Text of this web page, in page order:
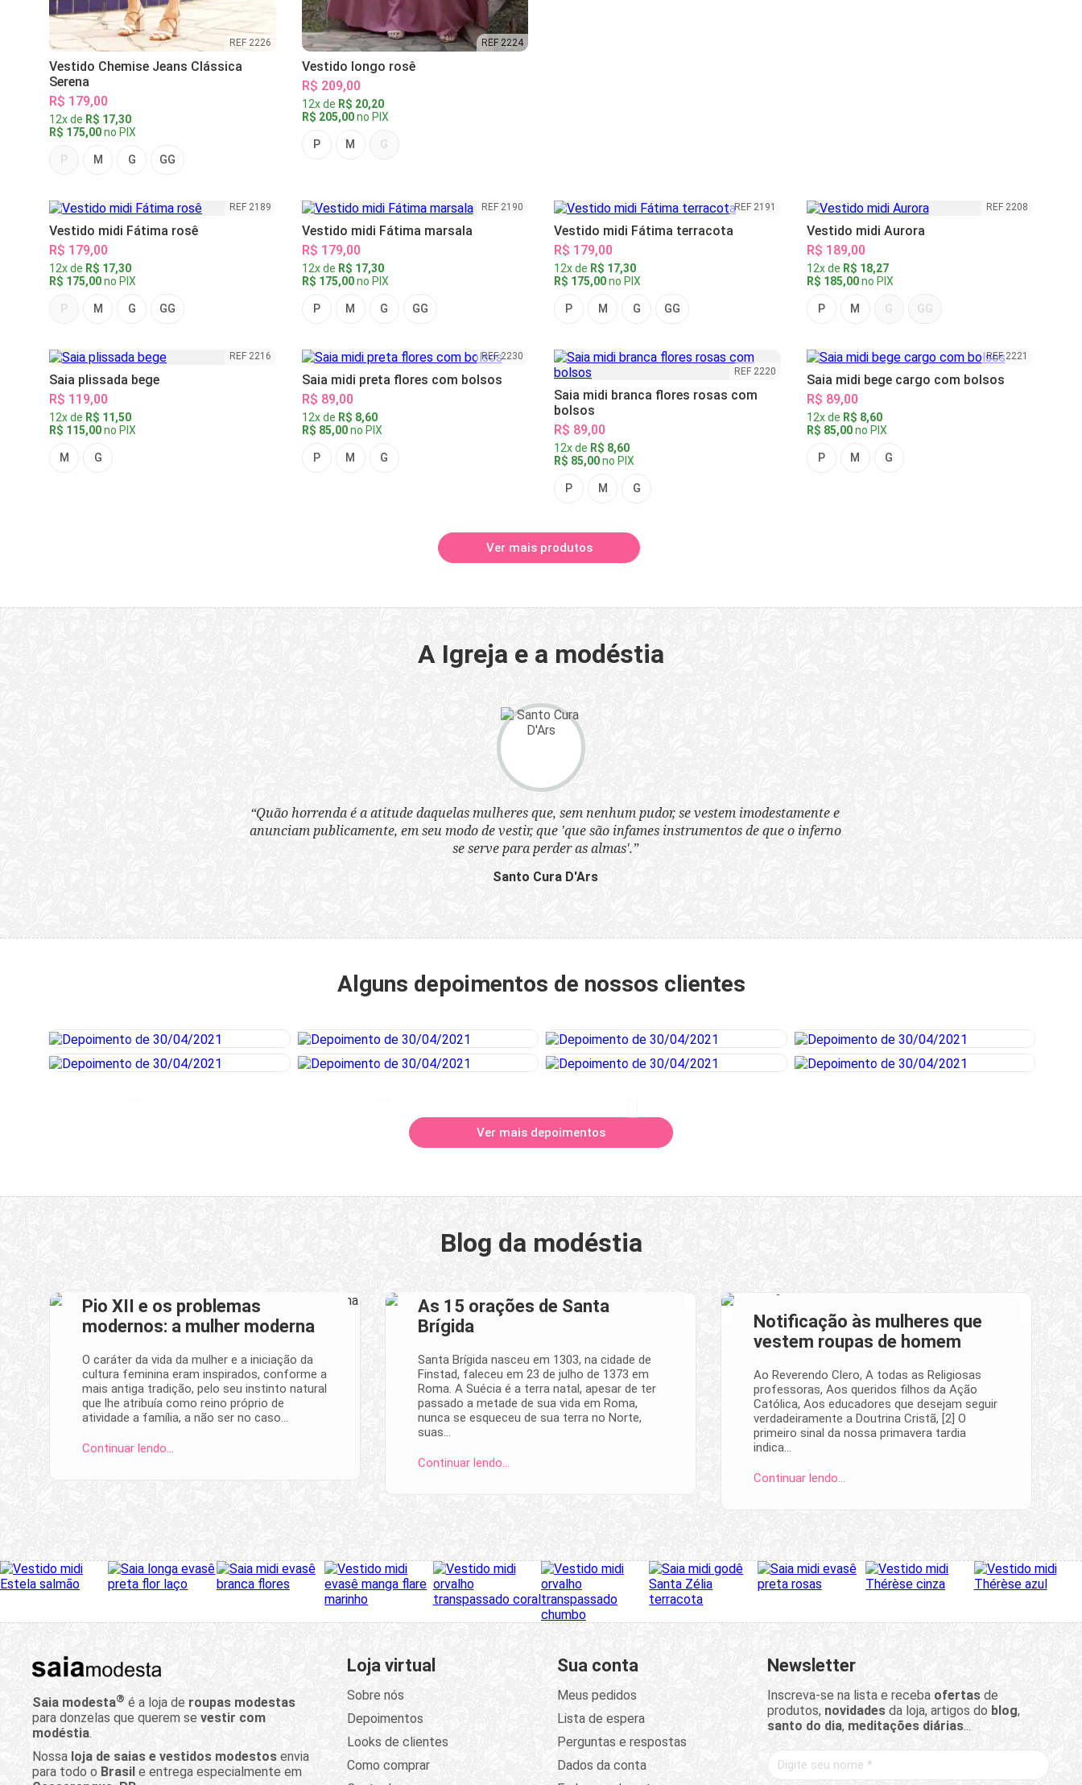
REF 2226
Vestido Chemise Jeans Clássica
Serena
R$ 179,00
12x de R$ 17,30
R$ 175,00no PIX
P M G GG
REF 2224
Vestido longo rosê
R$ 209,00
12x de R$ 20,20
R$ 205,00no PIX
P M G
REF 2189
Vestido midi Fátima rosê
R$ 179,00
12x de R$ 17,30
R$ 175,00no PIX
P M G GG
REF 2190
Vestido midi Fátima marsala
R$ 179,00
12x de R$ 17,30
R$ 175,00no PIX
P M G GG
REF 2191
Vestido midi Fátima terracota
R$ 179,00
12x de R$ 17,30
R$ 175,00no PIX
P M G GG
REF 2208
Vestido midi Aurora
R$ 189,00
12x de R$ 18,27
R$ 185,00no PIX
P M G GG
REF 2216
Saia plissada bege
R$ 119,00
12x de R$ 11,50
R$ 115,00no PIX
M G
REF 2230
Saia midi preta flores com bolsos
R$ 89,00
12x de R$ 8,60
R$ 85,00no PIX
P M G
REF 2220
Saia midi branca flores rosas com
bolsos
R$ 89,00
12x de R$ 8,60
R$ 85,00no PIX
P M G
REF 2221
Saia midi bege cargo com bolsos
R$ 89,00
12x de R$ 8,60
R$ 85,00no PIX
P M G
Ver mais produtos
A Igreja e a modéstia
“Quão horrenda é a atitude daquelas mulheres que, sem nenhum pudor, se vestem imodestamente e
anunciam publicamente, em seu modo de vestir, que 'que são infames instrumentos de que o inferno
se serve para perder as almas'.”
Santo Cura D'Ars
Alguns depoimentos de nossos clientes
Ver mais depoimentos
Blog da modéstia
Pio XII e os problemas
modernos: a mulher moderna
O caráter da vida da mulher e a iniciação da
cultura feminina eram inspirados, conforme a
mais antiga tradição, pelo seu instinto natural
que lhe atribuía como reino próprio de
atividade a família, a não ser no caso…
Continuar lendo…
As 15 orações de Santa
Brígida
Santa Brígida nasceu em 1303, na cidade de
Finstad, faleceu em 23 de julho de 1373 em
Roma. A Suécia é a terra natal, apesar de ter
passado a metade de sua vida em Roma,
nunca se esqueceu de sua terra no Norte,
suas…
Continuar lendo…
Notificação às mulheres que
vestem roupas de homem
Ao Reverendo Clero, A todas as Religiosas
professoras, Aos queridos filhos da Ação
Católica, Aos educadores que desejam seguir
verdadeiramente a Doutrina Cristã, [2] O
primeiro sinal da nossa primavera tardia
indica…
Continuar lendo…
Saia modesta® é a loja de roupas modestas
para donzelas que querem se vestir com
modéstia.
Nossa loja de saias e vestidos modestos envia
para todo o Brasil e entrega especialmente em
Loja virtual
Sobre nós
Depoimentos
Looks de clientes
Como comprar
Sua conta
Meus pedidos
Lista de espera
Perguntas e respostas
Dados da conta
Newsletter
Inscreva-se na lista e receba ofertasde
produtos, novidadesda loja, artigos do blog,
santo do dia, meditações diárias...